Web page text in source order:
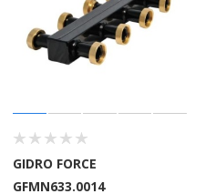
GIDRO FORCE
GFMN633.0014